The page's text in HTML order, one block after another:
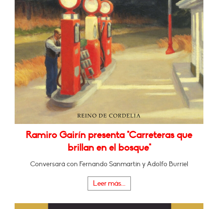
Ramiro Gairín presenta "Carreteras que
brillan en el bosque"
Conversará con Fernando Sanmartín y Adolfo Burriel
Leer más...